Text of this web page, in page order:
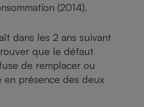
(2014).
dans les 2 ans suivant
que le défaut
de remplacer ou
en présence des deux